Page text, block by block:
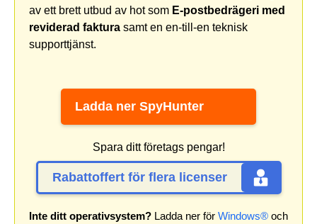
av ett brett utbud av hot som E-postbedrägeri med
reviderad faktura samt en en-till-en teknisk
supporttjänst.
Ladda ner SpyHunter
Spara ditt företags pengar!
Rabattoffert för flera licenser
Inte ditt operativsystem? Ladda ner för Windows® och